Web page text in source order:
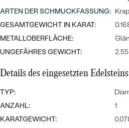
NACH DER FARBE
NACH DER FORM
MASSGEFERTIGTER
Halsketten
Ringe
ANSEHEN
ARTEN DER SCHMUCKFASSUNG:
GESAMTGEWICHT IN KARAT:
METALLOBERFLÄCHE:
UNGEFÄHRES GEWICHT:
Details des eingesetzten Edelsteins
TYP:
ANZAHL:
1
KARATGEWICHT: